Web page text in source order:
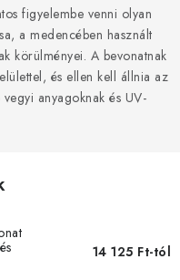
figyelembe venni olyan
a medencében használt
körülményei. A bevonatnak
és ellen kell állnia az
anyagoknak és UV-
14 125 Ft-tól